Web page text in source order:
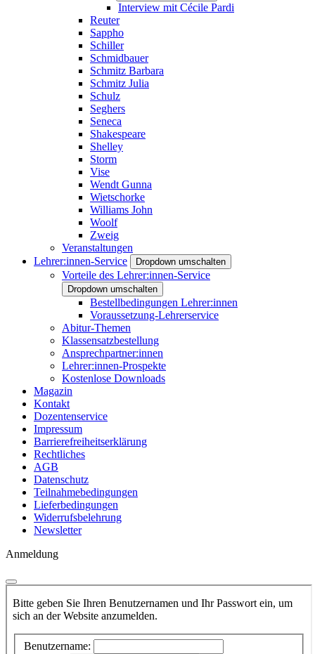
Interview mit Cécile Pardi
Reuter
Sappho
Schiller
Schmidbauer
Schmitz Barbara
Schmitz Julia
Schulz
Seghers
Seneca
Shakespeare
Shelley
Storm
Vise
Wendt Gunna
Wietschorke
Williams John
Woolf
Zweig
Veranstaltungen
Lehrer:innen-Service
Dropdown umschalten
Vorteile des Lehrer:innen-Service
Dropdown umschalten
Bestellbedingungen Lehrer:innen
Voraussetzung-Lehrerservice
Abitur-Themen
Klassensatzbestellung
Ansprechpartner:innen
Lehrer:innen-Prospekte
Kostenlose Downloads
Magazin
Kontakt
Dozentenservice
Impressum
Barrierefreiheitserklärung
Rechtliches
AGB
Datenschutz
Teilnahmebedingungen
Lieferbedingungen
Widerrufsbelehrung
Newsletter
Anmeldung